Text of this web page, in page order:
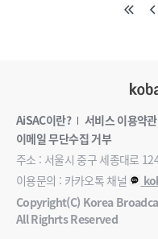
AiSAC이란? 서비스 이용약관
이메일 무단수집 거부
주소 : 서울시 중구 세종대로
이용문의 : 카카오톡 채널
Copyright(C) Korea
All Righrts Reserved